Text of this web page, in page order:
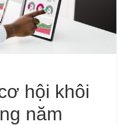
hội khôi
năm